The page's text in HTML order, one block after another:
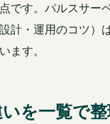
です。パルスサー
計・運用のコツ）
ます。
を一覧で整